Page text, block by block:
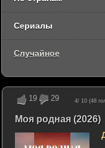
19 29 4/ 10 (48
Моя родная (2026)
Сериалы
Случайное